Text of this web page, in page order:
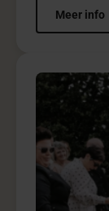
Meer info